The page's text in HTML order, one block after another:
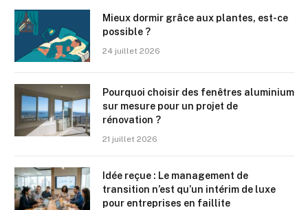
Mieux dormir grâce aux plantes, est-ce
possible ?
24 juillet 2026
Pourquoi choisir des fenêtres aluminium
sur mesure pour un projet de
rénovation ?
21 juillet 2026
Idée reçue : Le management de
transition n’est qu’un intérim de luxe
pour entreprises en faillite